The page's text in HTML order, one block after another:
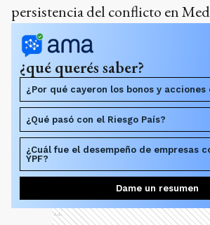
persistencia del conflicto en
¿qué querés saber?
¿Por qué cayeron los bonos y acciones
¿Qué pasó con el Riesgo País?
¿Cuál fue el desempeño de empresas
YPF?
Dame un resumen
Ads